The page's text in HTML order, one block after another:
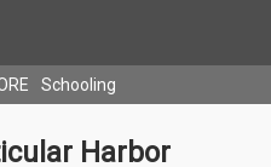
Schooling
Harbor